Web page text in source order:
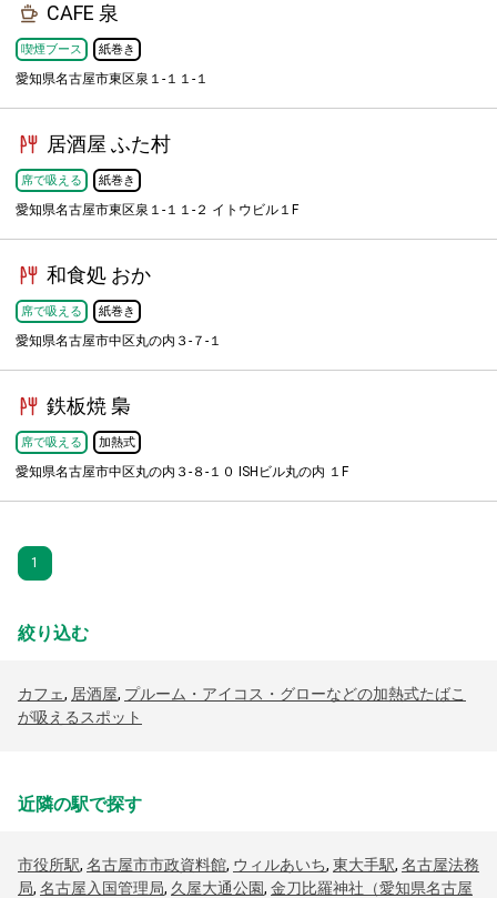
CAFE 泉
喫煙ブース 紙巻き
愛知県名古屋市東区泉１-１１-１
居酒屋 ふた村
席で吸える 紙巻き
愛知県名古屋市東区泉１-１１-２ イトウビル１F
和食処 おか
席で吸える 紙巻き
愛知県名古屋市中区丸の内３-７-１
鉄板焼 梟
席で吸える 加熱式
愛知県名古屋市中区丸の内３-８-１０ ISHビル丸の内 １F
1
絞り込む
カフェ, 居酒屋, プルーム・アイコス・グローなどの加熱式たばこ
が吸えるスポット
近隣の駅で探す
市役所駅, 名古屋市市政資料館, ウィルあいち, 東大手駅, 名古屋法務
局, 名古屋入国管理局, 久屋大通公園, 金刀比羅神社（愛知県名古屋